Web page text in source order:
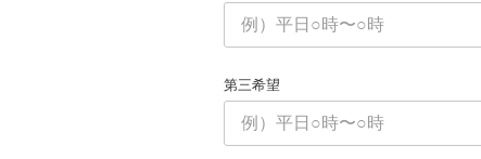
第三希望